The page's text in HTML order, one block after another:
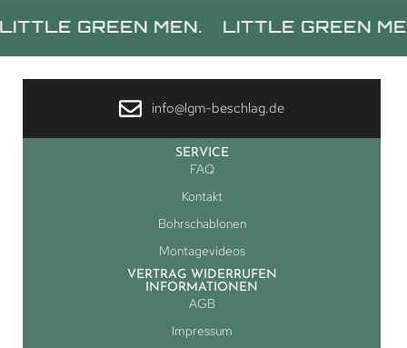
GREEN MEN. LITTLE GREEN MEN.
info@lgm-beschlag.de
SERVICE
FAQ
Kontakt
Bohrschablonen
Montagevideos
VERTRAG WIDERRUFEN
INFORMATIONEN
AGB
Impressum